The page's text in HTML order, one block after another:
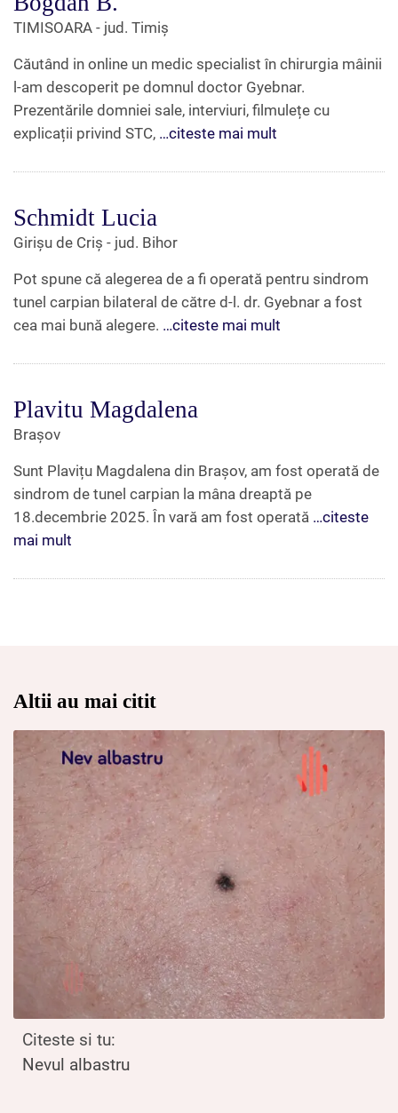
TIMISOARA - jud. Timiș
Căutând in online un medic specialist în chirurgia mâinii
l-am descoperit pe domnul doctor Gyebnar.
Prezentările domniei sale, interviuri, filmulețe cu
explicații privind STC, …citeste mai mult
Schmidt Lucia
Girișu de Criș - jud. Bihor
Pot spune că alegerea de a fi operată pentru sindrom
tunel carpian bilateral de către d-l. dr. Gyebnar a fost
cea mai bună alegere. …citeste mai mult
Plavitu Magdalena
Brașov
Sunt Plavițu Magdalena din Brașov, am fost operată de
sindrom de tunel carpian la mâna dreaptă pe
18.decembrie 2025. În vară am fost operată …citeste
mai mult
Altii au mai citit
Citeste si tu:
Nevul albastru